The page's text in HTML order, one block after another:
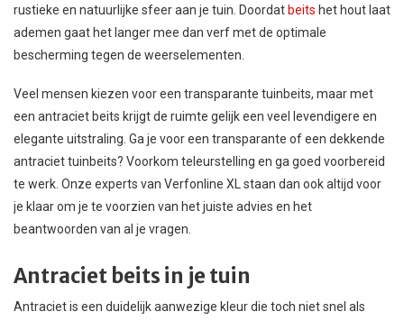
rustieke en natuurlijke sfeer aan je tuin. Doordat beits het hout laat
ademen gaat het langer mee dan verf met de optimale
bescherming tegen de weerselementen.
Veel mensen kiezen voor een transparante tuinbeits, maar met
een antraciet beits krijgt de ruimte gelijk een veel levendigere en
elegante uitstraling. Ga je voor een transparante of een dekkende
antraciet tuinbeits? Voorkom teleurstelling en ga goed voorbereid
te werk. Onze experts van Verfonline XL staan dan ook altijd voor
je klaar om je te voorzien van het juiste advies en het
beantwoorden van al je vragen.
Antraciet beits in je tuin
Antraciet is een duidelijk aanwezige kleur die toch niet snel als